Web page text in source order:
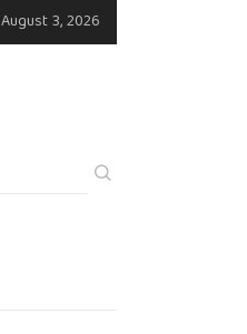
August 3, 2026